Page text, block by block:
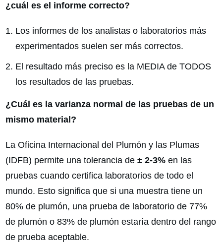
¿cuál es el informe correcto?
Los informes de los analistas o laboratorios más
experimentados suelen ser más correctos.
El resultado más preciso es la MEDIA de TODOS
los resultados de las pruebas.
¿Cuál es la varianza normal de las pruebas de un
mismo material?
La Oficina Internacional del Plumón y las Plumas
(IDFB) permite una tolerancia de ± 2-3% en las
pruebas cuando certifica laboratorios de todo el
mundo. Esto significa que si una muestra tiene un
80% de plumón, una prueba de laboratorio de 77%
de plumón o 83% de plumón estaría dentro del rango
de prueba aceptable.